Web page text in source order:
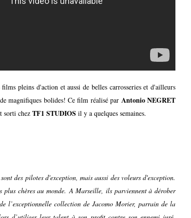
pleins d'action et aussi de belles carrosseries et d'ailleurs
magnifiques bolides! Ce film réalisé par Antonio NEGRET
sorti chez TF1 STUDIOS il y a quelques semaines.
des pilotes d'exception, mais aussi des voleurs d'exception.
plus chères au monde. A Marseille, ils parviennent à dérober
l’exceptionnelle collection de Jacomo Morier, parrain de la